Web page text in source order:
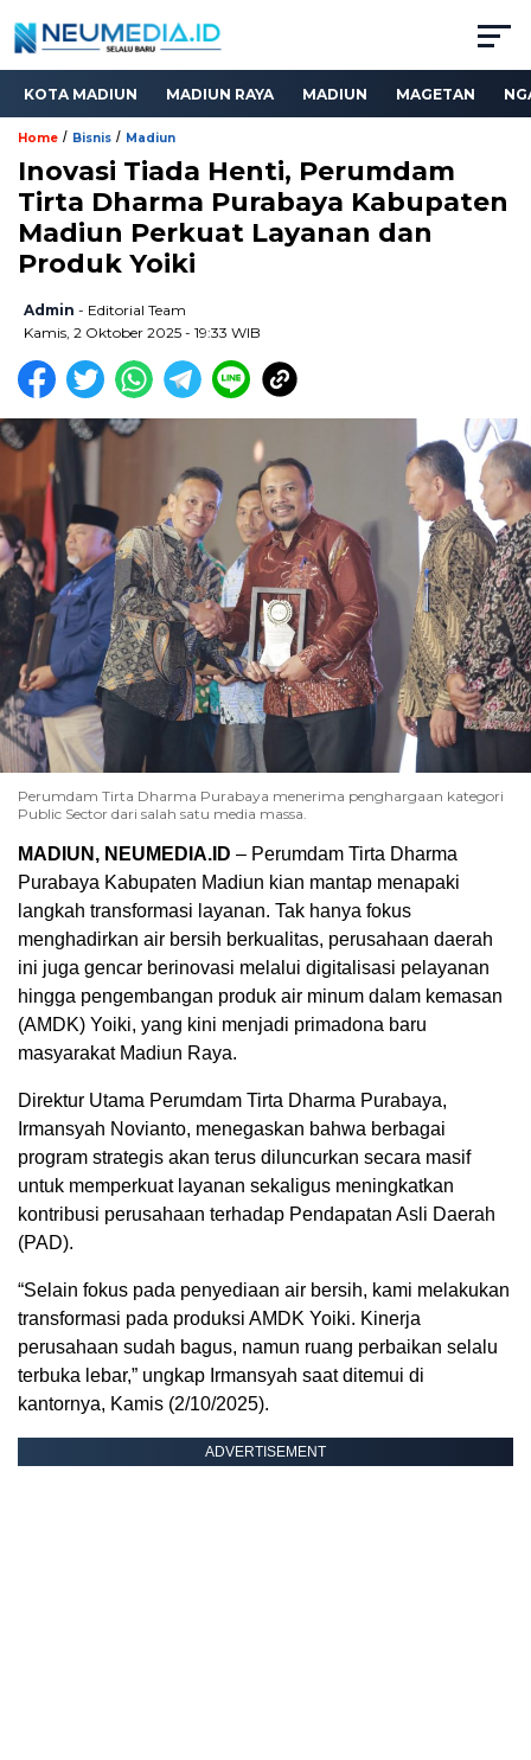
KOTA MADIUN MADIUN RAYA MADIUN MAGETAN
Home / Bisnis / Madiun
Inovasi Tiada Henti, Perumdam
Tirta Dharma Purabaya Kabupaten
Madiun Perkuat Layanan dan
Produk Yoiki
Admin - Editorial Team
Kamis, 2 Oktober 2025 - 19:33 WIB
Perumdam Tirta Dharma Purabaya menerima penghargaan kategori
Public Sector dari salah satu media massa.
MADIUN, NEUMEDIA.ID – Perumdam Tirta Dharma
Purabaya Kabupaten Madiun kian mantap menapaki
langkah transformasi layanan. Tak hanya fokus
menghadirkan air bersih berkualitas, perusahaan daerah
ini juga gencar berinovasi melalui digitalisasi pelayanan
hingga pengembangan produk air minum dalam kemasan
(AMDK) Yoiki, yang kini menjadi primadona baru
masyarakat Madiun Raya.
Direktur Utama Perumdam Tirta Dharma Purabaya,
Irmansyah Novianto, menegaskan bahwa berbagai
program strategis akan terus diluncurkan secara masif
untuk memperkuat layanan sekaligus meningkatkan
kontribusi perusahaan terhadap Pendapatan Asli Daerah
(PAD).
“Selain fokus pada penyediaan air bersih, kami melakukan
transformasi pada produksi AMDK Yoiki. Kinerja
perusahaan sudah bagus, namun ruang perbaikan selalu
terbuka lebar,” ungkap Irmansyah saat ditemui di
kantornya, Kamis (2/10/2025).
ADVERTISEMENT